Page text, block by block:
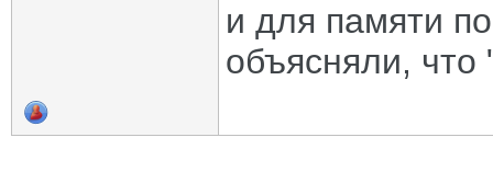
и для памяти
объясняли, что